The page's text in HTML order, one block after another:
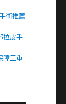
術推薦
拉皮手
障三重